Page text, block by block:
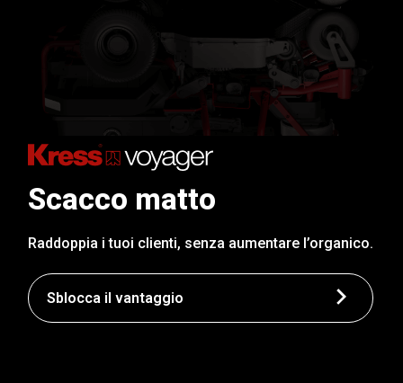
Scacco matto
Raddoppia i tuoi clienti, senza aumentare l’organico.
Sblocca il vantaggio